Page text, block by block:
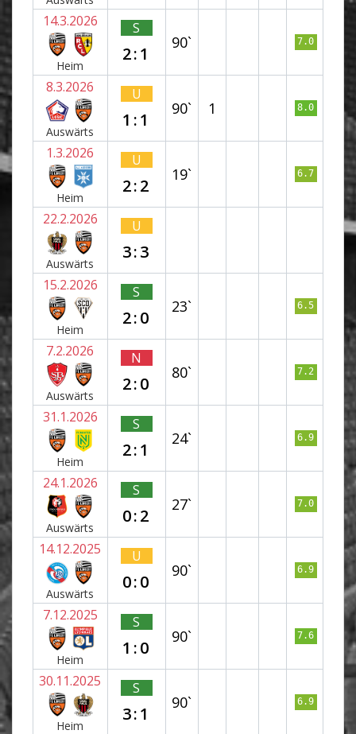
14.3.2026
Heim
S
2:1
90` 7.0
8.3.2026
Auswärts
U
1:1
90` 1 8.0
1.3.2026
Heim
U
2:2
19` 6.7
22.2.2026
Auswärts
U
3:3
15.2.2026
Heim
S
2:0
23` 6.5
7.2.2026
Auswärts
N
2:0
80` 7.2
31.1.2026
Heim
S
2:1
24` 6.9
24.1.2026
Auswärts
S
0:2
27` 7.0
14.12.2025
Auswärts
U
0:0
90` 6.9
7.12.2025
Heim
S
1:0
90` 7.6
30.11.2025
Heim
S
3:1
90` 6.9